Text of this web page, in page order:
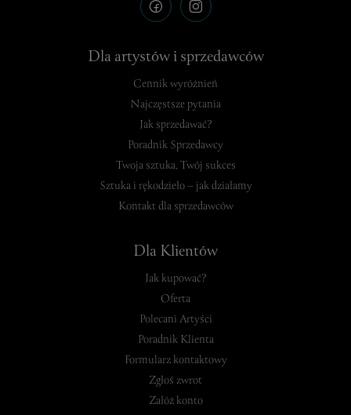
Dla artystów i sprzedawców
Cennik wyróżnień
Najczęstsze pytania
Jak sprzedawać?
Poradnik Sprzedawcy
Twoja sztuka, Twój sukces
Sztuka i rękodzieło – jak działamy
Kontakt dla sprzedawców
Dla Klientów
Jak kupować?
Oferta
Polecani Artyści
Poradnik Klienta
Formularz kontaktowy
Zgłoś zwrot
Załóż konto